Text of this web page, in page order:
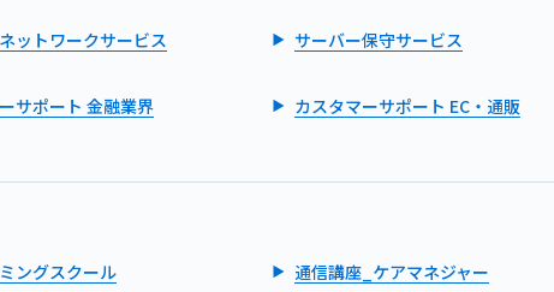
ットワークサービス サーバー保守サービス
サポート 金融業界 カスタマーサポート EC・通販
ングスクール 通信講座_ケアマネジャー